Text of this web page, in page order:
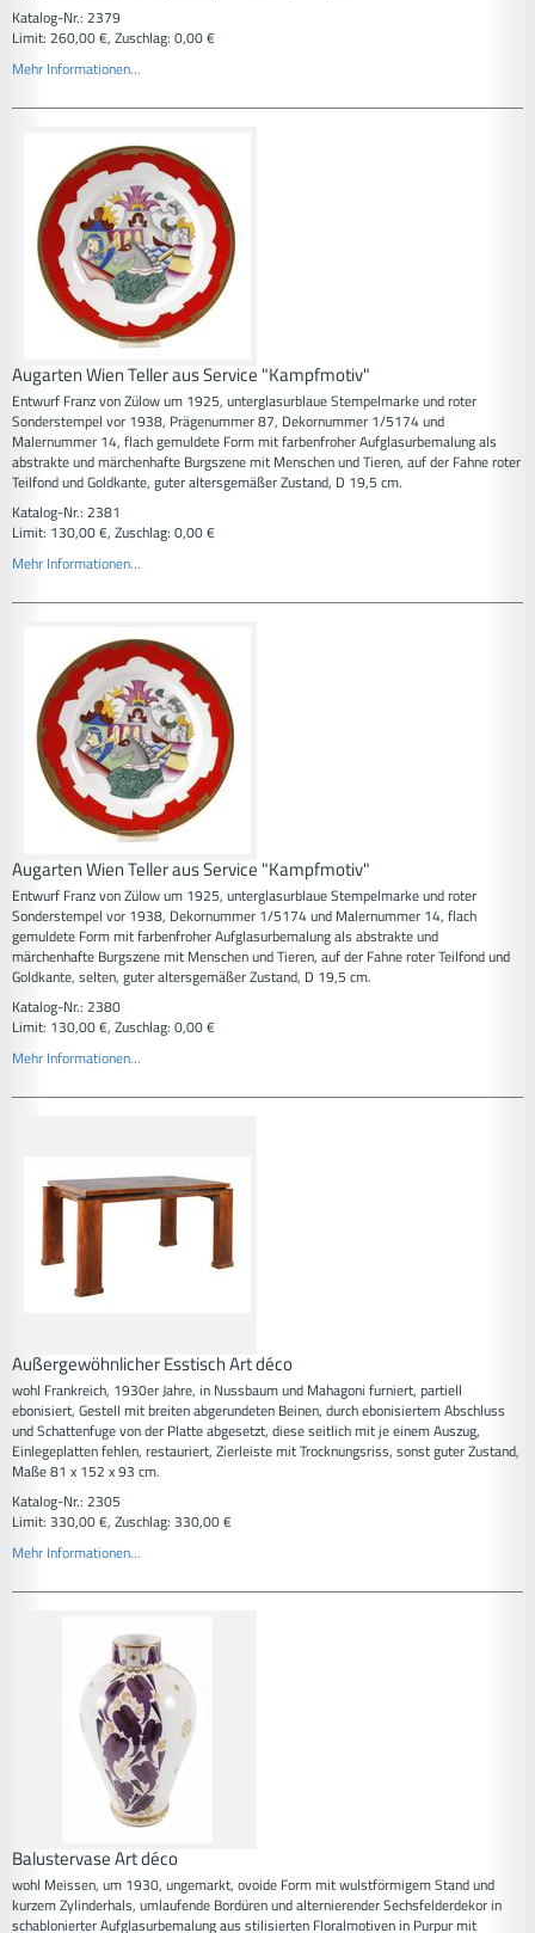
Katalog-Nr.: 2379
Limit: 260,00 €, Zuschlag: 0,00 €
Mehr Informationen...
Augarten Wien Teller aus Service "Kampfmotiv"
Entwurf Franz von Zülow um 1925, unterglasurblaue Stempelmarke und roter
Sonderstempel vor 1938, Prägenummer 87, Dekornummer 1/5174 und
Malernummer 14, flach gemuldete Form mit farbenfroher Aufglasurbemalung als
abstrakte und märchenhafte Burgszene mit Menschen und Tieren, auf der Fahne roter
Teilfond und Goldkante, guter altersgemäßer Zustand, D 19,5 cm.
Katalog-Nr.: 2381
Limit: 130,00 €, Zuschlag: 0,00 €
Mehr Informationen...
Augarten Wien Teller aus Service "Kampfmotiv"
Entwurf Franz von Zülow um 1925, unterglasurblaue Stempelmarke und roter
Sonderstempel vor 1938, Dekornummer 1/5174 und Malernummer 14, flach
gemuldete Form mit farbenfroher Aufglasurbemalung als abstrakte und
märchenhafte Burgszene mit Menschen und Tieren, auf der Fahne roter Teilfond und
Goldkante, selten, guter altersgemäßer Zustand, D 19,5 cm.
Katalog-Nr.: 2380
Limit: 130,00 €, Zuschlag: 0,00 €
Mehr Informationen...
Außergewöhnlicher Esstisch Art déco
wohl Frankreich, 1930er Jahre, in Nussbaum und Mahagoni furniert, partiell
ebonisiert, Gestell mit breiten abgerundeten Beinen, durch ebonisiertem Abschluss
und Schattenfuge von der Platte abgesetzt, diese seitlich mit je einem Auszug,
Einlegeplatten fehlen, restauriert, Zierleiste mit Trocknungsriss, sonst guter Zustand,
Maße 81 x 152 x 93 cm.
Katalog-Nr.: 2305
Limit: 330,00 €, Zuschlag: 330,00 €
Mehr Informationen...
Balustervase Art déco
wohl Meissen, um 1930, ungemarkt, ovoide Form mit wulstförmigem Stand und
kurzem Zylinderhals, umlaufende Bordüren und alternierender Sechsfelderdekor in
schablonierter Aufglasurbemalung aus stilisierten Floralmotiven in Purpur mit